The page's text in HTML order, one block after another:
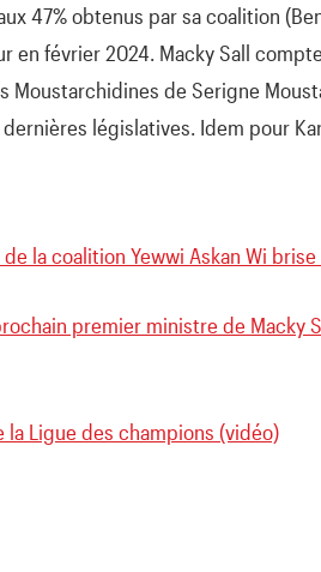
47% obtenus par sa coalition
en février 2024. Macky Sall
de Serigne
législatives. Idem pour
la coalition Yewwi Askan Wi
premier ministre de Macky
Ligue des champions (vidéo)